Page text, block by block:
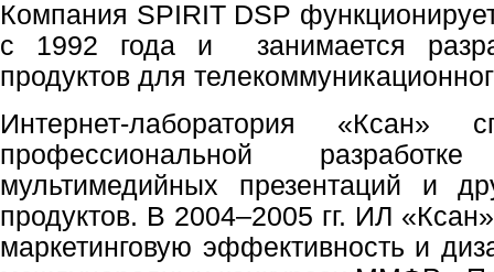
Компания SPIRIT DSP
с 1992 года и занимается
продуктов для
Интернет-лаборатория «Ксан»
профессиональной
мультимедийных презентаций и
продуктов. В 2004–2005 гг. ИЛ
маркетинговую эффективность и